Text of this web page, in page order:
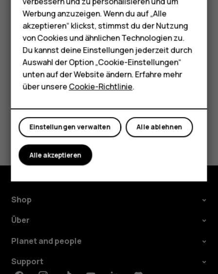
Zubehör
HMD Terra M
Für Unternehmen
Tablets
Shop
Mein Konto
Kunden in Australien:
ausupport@ifixit.com8:00 bis 17:00 Uhr PST, Mo–Fr
Sprachen: Englisch
Did you find this helpful?
Ja Nein
Shop
Über
Planet and people
Support
Werbung anzuzeigen. Wenn du auf „Alle
akzeptieren“ klickst, stimmst du der Nutzung
von Cookies und ähnlichen Technologien zu.
Du kannst deine Einstellungen jederzeit durch
Auswahl der Option „Cookie-Einstellungen“
unten auf der Website ändern. Erfahre mehr
über unsereCookie-Richtlinie.
Alle ablehnen
Einstellungen verwalten
Alle akzeptieren